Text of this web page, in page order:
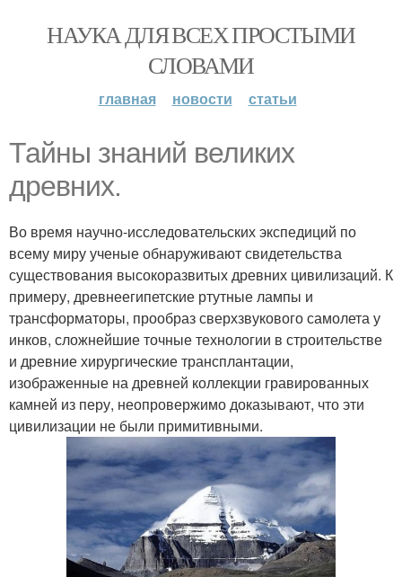
НАУКА ДЛЯ ВСЕХ ПРОСТЫМИ
СЛОВАМИ
главная новости статьи
Тайны знаний великих
древних.
Во время научно-исследовательских экспедиций по
всему миру ученые обнаруживают свидетельства
существования высокоразвитых древних цивилизаций. К
примеру, древнеегипетские ртутные лампы и
трансформаторы, прообраз сверхзвукового самолета у
инков, сложнейшие точные технологии в строительстве
и древние хирургические трансплантации,
изображенные на древней коллекции гравированных
камней из перу, неопровержимо доказывают, что эти
цивилизации не были примитивными.